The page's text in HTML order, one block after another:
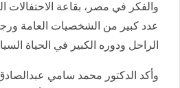
والفكر في مصر، بقاعة الاحتفالات
عدد كبير من الشخصيات العامة
الراحل ودوره الكبير في الحياة
وأكد الدكتور محمد سامي